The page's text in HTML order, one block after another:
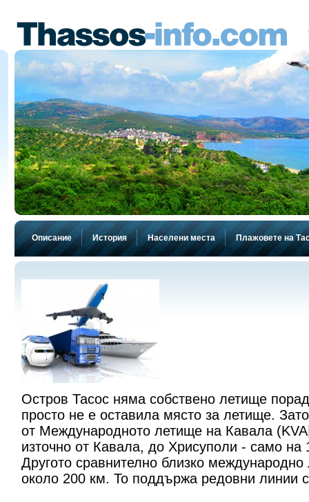
Описание История Населени места Плажовете на
Остров Тасос няма собствено летище
просто не е оставила място за летище.
от Международното летище на Кавала
източно от Кавала, до Хрисуполи - само на
Другото сравнително близко
около 200 км. То поддържа редовни линии